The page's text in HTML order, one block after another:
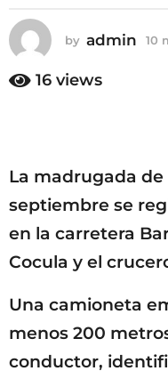
e
s
a
by admin 10
16 views
La madrugada
septiembre se
en la carretera
Cocula y el
Una camioneta
menos 200
conductor,